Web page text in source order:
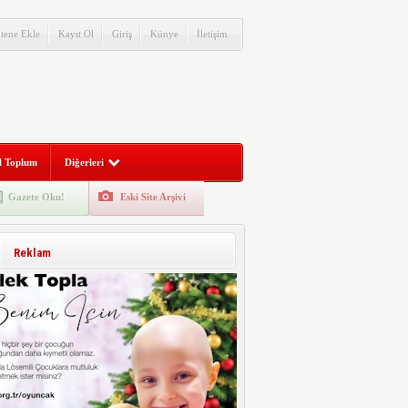
Ekle Kayıt Ol Giriş Künye İletişim
Toplum Diğerleri
Gazete Oku! Eski Site Arşivi
Reklam